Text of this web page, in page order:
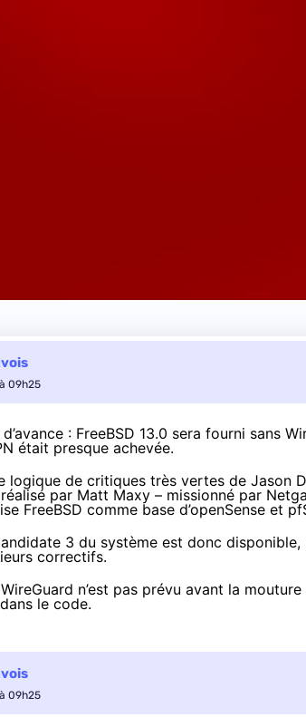
09h25
: FreeBSD 13.0 sera fourni sans
était presque achevée.
logique de critiques très vertes de Jason
par Matt Maxy – missionné par
FreeBSD comme base d’openSense et
3 du système est donc
correctifs.
n’est pas prévu avant la
le code.
09h25